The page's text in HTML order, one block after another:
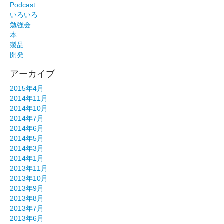
Podcast
いろいろ
勉強会
本
製品
開発
アーカイブ
2015年4月
2014年11月
2014年10月
2014年7月
2014年6月
2014年5月
2014年3月
2014年1月
2013年11月
2013年10月
2013年9月
2013年8月
2013年7月
2013年6月